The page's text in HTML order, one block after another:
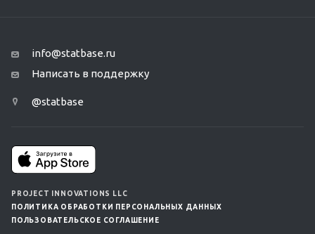
info@statbase.ru
Написать в поддержку
@statbase
PROJECT INNOVATIONS LLC
ПОЛИТИКА ОБРАБОТКИ ПЕРСОНАЛЬНЫХ ДАННЫХ
ПОЛЬЗОВАТЕЛЬСКОЕ СОГЛАШЕНИЕ